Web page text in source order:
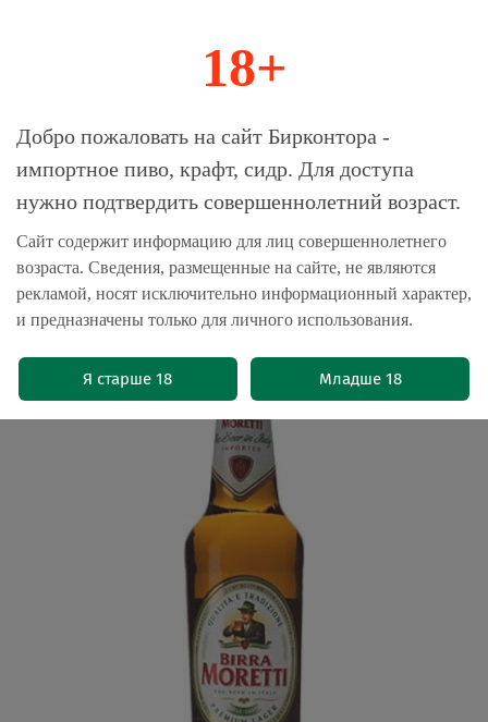
Магазин-Склад импортного пива, крафта и
Главная Пиво импортное
Пиво Бирра Моретти / Birra Moretti
0.65л - 12шт
18+
Добро пожаловать на сайт Бирконтора -
импортное пиво, крафт, сидр. Для доступа
нужно подтвердить совершеннолетний возраст.
Сайт содержит информацию для лиц совершеннолетнего
возраста. Сведения, размещенные на сайте, не являются
рекламой, носят исключительно информационный характер,
и предназначены только для личного использования.
Я старше 18 Младше 18